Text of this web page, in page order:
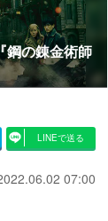
の錬金術師
LINEで送る
07:00